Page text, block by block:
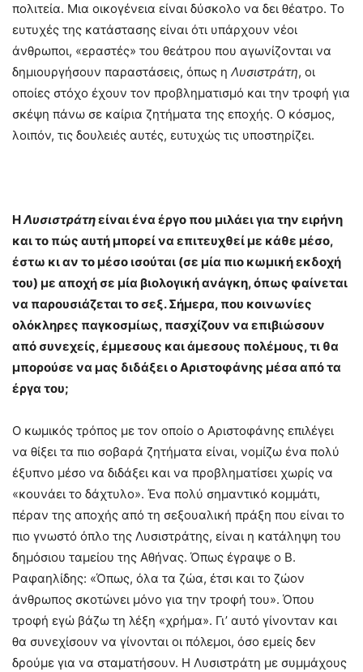
πολιτεία. Μια οικογένεια είναι δύσκολο να δει θέατρο. Το
ευτυχές της κατάστασης είναι ότι υπάρχουν νέοι
άνθρωποι, «εραστές» του θεάτρου που αγωνίζονται να
δημιουργήσουν παραστάσεις, όπως η Λυσιστράτη, οι
οποίες στόχο έχουν τον προβληματισμό και την τροφή για
σκέψη πάνω σε καίρια ζητήματα της εποχής. Ο κόσμος,
λοιπόν, τις δουλειές αυτές, ευτυχώς τις υποστηρίζει.
ΗΛυσιστράτηείναι ένα έργο που μιλάει για την ειρήνη
και το πώς αυτή μπορεί να επιτευχθεί με κάθε μέσο,
έστω κι αν το μέσο ισούται (σε μία πιο κωμική εκδοχή
του) με αποχή σε μία βιολογική ανάγκη, όπως φαίνεται
να παρουσιάζεται το σεξ. Σήμερα, που κοινωνίες
ολόκληρες παγκοσμίως, πασχίζουν να επιβιώσουν
από συνεχείς, έμμεσους και άμεσους πολέμους, τι θα
μπορούσε να μας διδάξει ο Αριστοφάνης μέσα από τα
έργα του;
Ο κωμικός τρόπος με τον οποίο ο Αριστοφάνης επιλέγει
να θίξει τα πιο σοβαρά ζητήματα είναι, νομίζω ένα πολύ
έξυπνο μέσο να διδάξει και να προβληματίσει χωρίς να
«κουνάει το δάχτυλο». Ένα πολύ σημαντικό κομμάτι,
πέραν της αποχής από τη σεξουαλική πράξη που είναι το
πιο γνωστό όπλο της Λυσιστράτης, είναι η κατάληψη του
δημόσιου ταμείου της Αθήνας. Όπως έγραψε ο Β.
Ραφαηλίδης: «Όπως, όλα τα ζώα, έτσι και το ζώον
άνθρωπος σκοτώνει μόνο για την τροφή του». Όπου
τροφή εγώ βάζω τη λέξη «χρήμα». Γι’ αυτό γίνονταν και
θα συνεχίσουν να γίνονται οι πόλεμοι, όσο εμείς δεν
δρούμε για να σταματήσουν. Η Λυσιστράτη με συμμάχους